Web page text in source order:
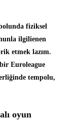
fiziksel
ilgilienen
etmek lazım.
Euroleague
tempolu,
oyun